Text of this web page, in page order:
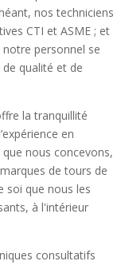
nos techniciens
CTI et ASME ; et
personnel se
qualité et de
la tranquillité
en
nous concevons,
de tours de
soi que nous les
à l'intérieur
consultatifs